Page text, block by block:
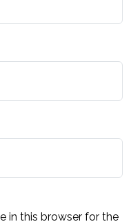
in this browser for the